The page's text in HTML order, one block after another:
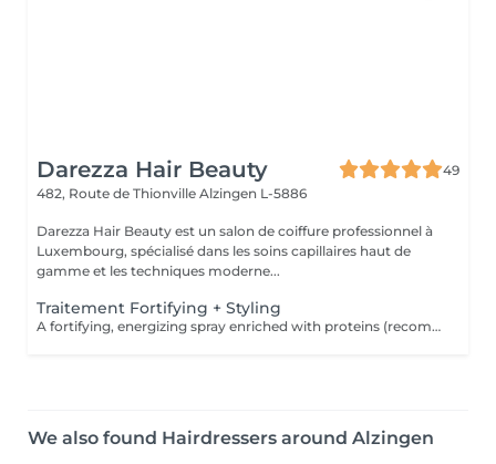
Darezza Hair Beauty
49
482, Route de Thionville Alzingen L-5886
Darezza Hair Beauty est un salon de coiffure professionnel à
Luxembourg, spécialisé dans les soins capillaires haut de
gamme et les techniques moderne...
Traitement Fortifying + Styling
A fortifying, energizing spray enriched with proteins (recommended for fine and/or fragile hair). + Pack Styling
We also found Hairdressers around Alzingen